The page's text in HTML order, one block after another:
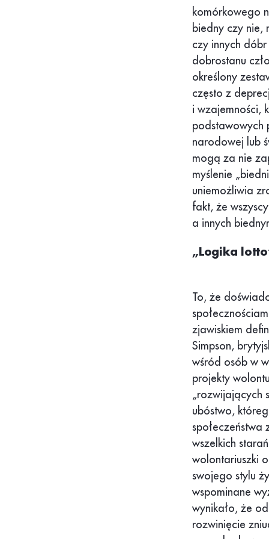
komórkowego
biedny czy nie,
czy innych
dobrostanu
określony
często z
i wzajemności,
podstawowych
narodowej lub
mogą za nie
myślenie
uniemożliwia
fakt, że
a innych
„Logika
To, że
zjawiskiem
Simpson,
wśród osób w
projekty
„rozwijających
ubóstwo,
wszelkich
wolontariuszki
swojego stylu
wspominane
wynikało, że
rozwinięcie